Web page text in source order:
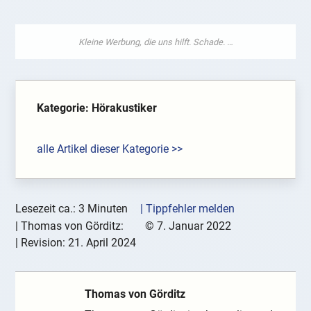
Kategorie: Hörakustiker
alle Artikel dieser Kategorie >>
Lesezeit ca.: 3 Minuten
| Tippfehler melden
|Thomas von Görditz: © 7. Januar 2022
| Revision:21. April 2024
Thomas von Görditz